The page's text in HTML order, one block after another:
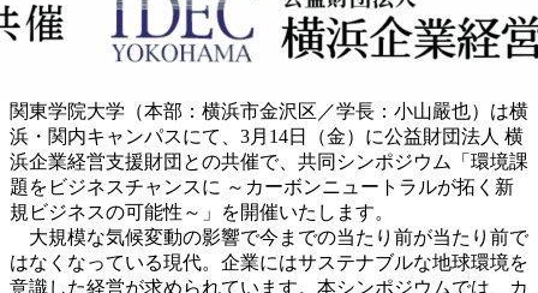
関東学院大学（本部：横浜市金沢区／学長：小山嚴也）は横
浜・関内キャンパスにて、3月14日（金）に公益財団法人 横
浜企業経営支援財団との共催で、共同シンポジウム「環境課
題をビジネスチャンスに ～カーボンニュートラルが拓く新
規ビジネスの可能性～」を開催いたします。
大規模な気候変動の影響で今までの当たり前が当たり前で
はなくなっている現代。企業にはサステナブルな地球環境を
意識した経営が求められています。本シンポジウムでは、カ